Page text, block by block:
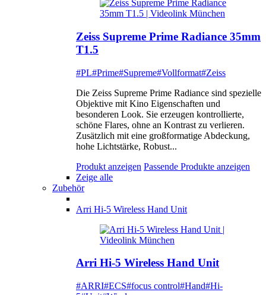
Zeiss Supreme Prime Radiance 35mm
T1.5
#PL#Prime#Supreme#Vollformat#Zeiss
Die Zeiss Supreme Prime Radiance sind spezielle
Objektive mit Kino Eigenschaften und
besonderen Look. Sie erzeugen kontrollierte,
schöne Flares, ohne an Kontrast zu verlieren.
Zusätzlich mit eine großformatige Abdeckung,
hohe Lichtstärke, Robust...
Produkt anzeigen Passende Produkte anzeigen
Zeige alle
Zubehör
Arri Hi-5 Wireless Hand Unit
Arri Hi-5 Wireless Hand Unit
#ARRI#ECS#focus control#Hand#Hi-